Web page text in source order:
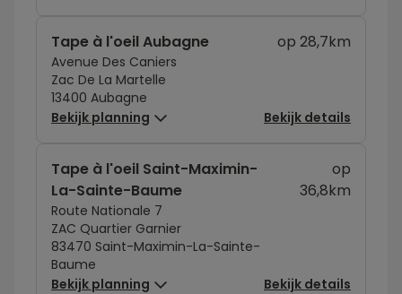
Tape à l'oeil Aubagne
Avenue Des Caniers
Zac De La Martelle
13400 Aubagne
op 28,7km
Bekijk planning Bekijk details
Tape à l'oeil Saint-Maximin-
La-Sainte-Baume
Route Nationale 7
ZAC Quartier Garnier
83470 Saint-Maximin-La-Sainte-
Baume
op
36,8km
Bekijk planning Bekijk details